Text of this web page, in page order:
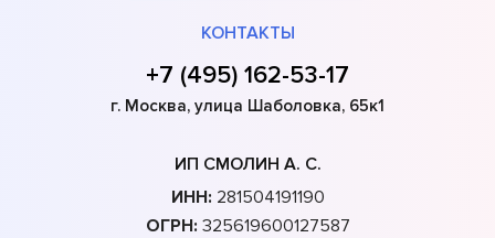
КОНТАКТЫ
+7 (495) 162-53-17
г. Москва, улица Шаболовка, 65к1
ИП СМОЛИН А. С.
ИНН: 281504191190
ОГРН: 325619600127587